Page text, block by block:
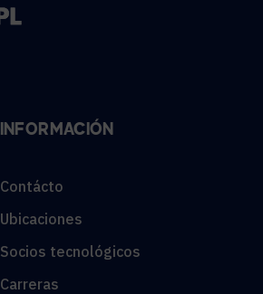
INFORMACIÓN
Contácto
Ubicaciones
Socios tecnológicos
Carreras